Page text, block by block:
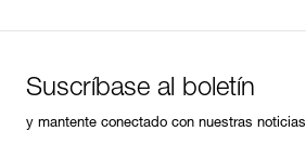
Suscríbase al boletín
y mantente conectado con nuestras noticias